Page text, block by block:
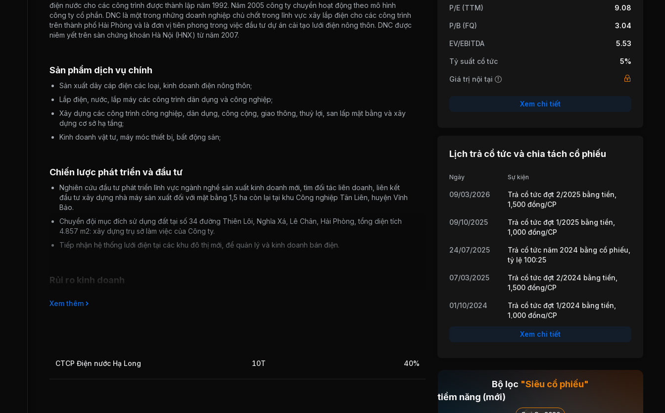
điện nước cho các công trình được thành lập năm 1992. Năm 2005 công ty chuyển hoạt động theo mô hình
công ty cổ phần. DNC là một trong những doanh nghiệp chủ chốt trong lĩnh vực xây lắp điện cho các công trình
trên thành phố Hải Phòng và là đơn vị tiên phong trong việc đầu tư dự án cải tạo lưới điện nông thôn. DNC được
niêm yết trên sàn chứng khoán Hà Nội (HNX) từ năm 2007.
Sản phẩm dịch vụ chính
Sản xuất dây cáp điện các loại, kinh doanh điện nông thôn;
Lắp điện, nước, lắp máy các công trình dân dụng và công nghiệp;
Xây dựng các công trình công nghiệp, dân dụng, công cộng, giao thông, thuỷ lợi, san lấp mặt bằng và xây
dựng cơ sở hạ tầng;
Kinh doanh vật tư, máy móc thiết bị, bất động sản;
Chiến lược phát triển và đầu tư
Nghiên cứu đầu tư phát triển lĩnh vực ngành nghề sản xuất kinh doanh mới, tìm đối tác liên doanh, liên kết
đầu tư xây dựng nhà máy sản xuất đối với mặt bằng 1,5 ha còn lại tại khu Công nghiệp Tân Liên, huyện Vĩnh
Bảo.
Chuyển đội mục đích sử dụng đất tại số 34 đường Thiên Lôi, Nghĩa Xá, Lê Chân, Hải Phòng, tổng diện tích
4.857 m2: xây dựng trụ sở làm việc của Công ty.
Tiếp nhận hệ thống lưới điện tại các khu đô thị mới, để quản lý và kinh doanh bán điện.
Rủi ro kinh doanh
trên thế giới ảnh hưởng đáng kể đến kết quả kinh doanh của Công ty.
Xem thêm
CTCP Điện nước Hạ Long 10T 40%
P/E (TTM) 9.08
P/B (FQ) 3.04
EV/EBITDA 5.53
Tỷ suất cổ tức 5%
Giá trị nội tại
Xem chi tiết
Lịch trả cổ tức và chia tách cổ phiếu
Ngày Sự kiện
09/03/2026
Trả cổ tức đợt 2/2025 bằng tiền,
1,500 đồng/CP
09/10/2025
Trả cổ tức đợt 1/2025 bằng tiền,
1,000 đồng/CP
24/07/2025
Trả cổ tức năm 2024 bằng cổ phiếu,
tỷ lệ 100:25
07/03/2025
Trả cổ tức đợt 2/2024 bằng tiền,
1,500 đồng/CP
01/10/2024
Trả cổ tức đợt 1/2024 bằng tiền,
1,000 đồng/CP
Trả cổ tức năm 2023 bằng cổ phiếu,
1,500 đồng/CP
Trả cổ tức đợt 1/2023 bằng tiền,
Xem chi tiết
Bộ lọc "Siêu cổ phiếu"
tiềm năng (mới)